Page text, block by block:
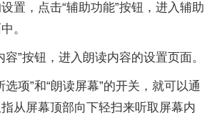
置，点击“辅助功能”按钮，进入辅助
。
容”按钮，进入朗读内容的设置页面。
选项”和“朗读屏幕”的开关，就可以通
从屏幕顶部向下轻扫来听取屏幕内